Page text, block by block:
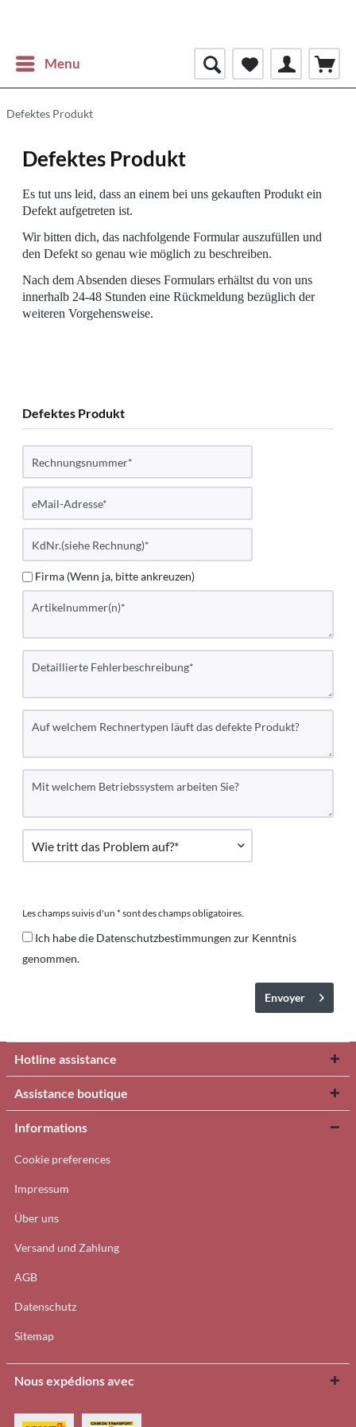
Menu
Defektes Produkt
Defektes Produkt
Es tut uns leid, dass an einem bei uns gekauften Produkt ein
Defekt aufgetreten ist.
Wir bitten dich, das nachfolgende Formular auszufüllen und
den Defekt so genau wie möglich zu beschreiben.
Nach dem Absenden dieses Formulars erhältst du von uns
innerhalb 24-48 Stunden eine Rückmeldung bezüglich der
weiteren Vorgehensweise.
Defektes Produkt
Firma (Wenn ja, bitte ankreuzen)
Les champs suivis d'un * sont des champs obligatoires.
Ich habe die Datenschutzbestimmungen zur Kenntnis
genommen.
Envoyer
Hotline assistance
Assistance boutique
Informations
Cookie preferences
Impressum
Über uns
Versand und Zahlung
AGB
Datenschutz
Sitemap
Nous expédions avec